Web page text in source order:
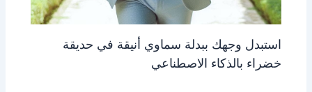
استبدل وجهك ببدلة سماوي أنيقة في حديقة
خضراء بالذكاء الاصطناعي